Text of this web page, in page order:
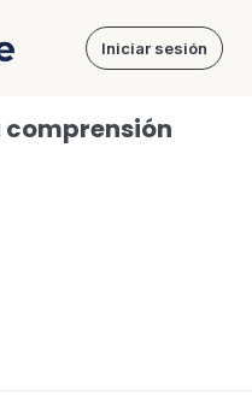
Iniciar sesión
comprensión